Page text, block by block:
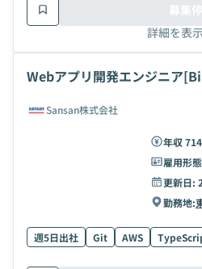
詳細を表
募集
Webアプリ開発エンジニア
Sansan株式会社
年収
雇用形
更新日:
勤務地:
週5日出社 Git AWS